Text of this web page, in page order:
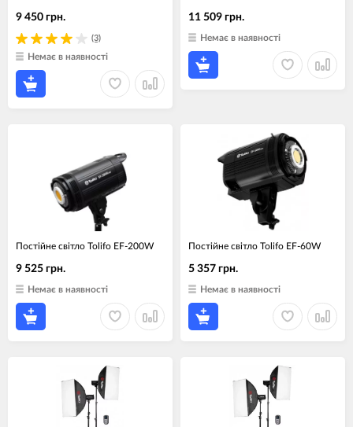
(3)
9 450 грн.
Немає в наявності
11 509 грн.
Немає в наявності
Постійне світло Tolifo EF-200W
9 525 грн.
Немає в наявності
Постійне світло Tolifo EF-60W
5 357 грн.
Немає в наявності